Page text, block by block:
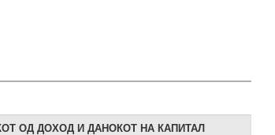
ОД ДОХОД И ДАНОКОТ НА КАПИТАЛ